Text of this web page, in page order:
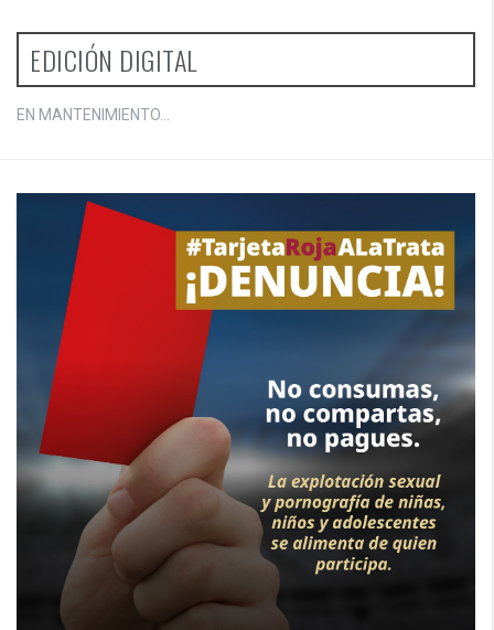
EDICIÓN DIGITAL
EN MANTENIMIENTO...